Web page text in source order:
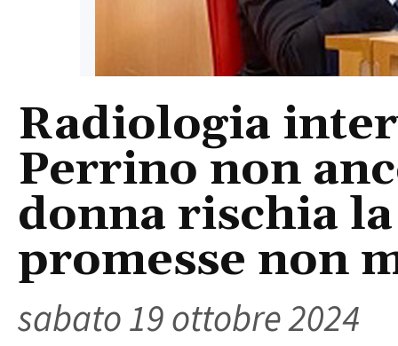
Radiologia
Perrino non
donna rischia
promesse non
sabato 19 ottobre 2024